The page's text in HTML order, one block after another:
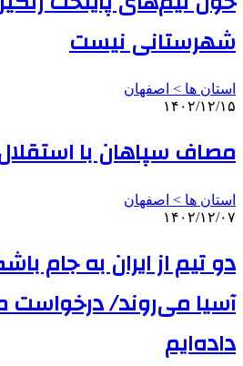
شهرستانی نیست
استان ها > اصفهان
۱۴۰۲/۱۲/۱۵
مصاف سپاهان با
استان ها > اصفهان
۱۴۰۲/۱۲/۰۷
دو تیم از ایران به جام
داده‌ایم